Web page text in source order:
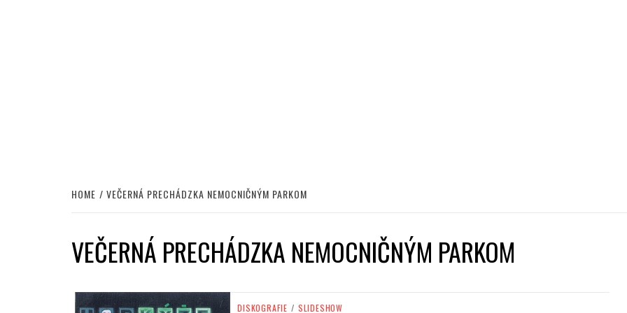
HOME VEČERNÁ PRECHÁDZKA NEMOCNIČNÝM PARKOM
VEČERNÁ PRECHÁDZKA NEMOCNIČNÝM PARKOM
DISKOGRAFIE / SLIDESHOW